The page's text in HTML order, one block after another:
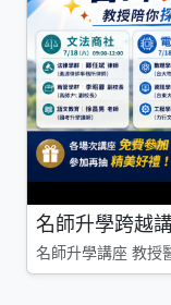
名師升學跨越
名師升學講座 教授